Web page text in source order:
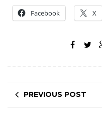
Facebook X
PREVIOUS POST